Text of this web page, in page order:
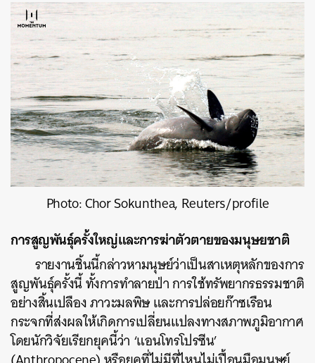
Photo: Chor Sokunthea, Reuters/profile
การสูญพันธุ์ครั้งใหญ่และการฆ่าตัวตายของมนุษยชาติ
รายงานชิ้นนี้กล่าวหามนุษย์ว่าเป็นสาเหตุหลักของการ
สูญพันธุ์ครั้งนี้ ทั้งการทำลายป่า การใช้ทรัพยากรธรรมชาติ
อย่างสิ้นเปลือง ภาวะมลพิษ และการปล่อยก๊าซเรือน
กระจกที่ส่งผลให้เกิดการเปลี่ยนแปลงทางสภาพภูมิอากาศ
โดยนักวิจัยเรียกยุคนี้ว่า ‘แอนโทรโปรซีน’